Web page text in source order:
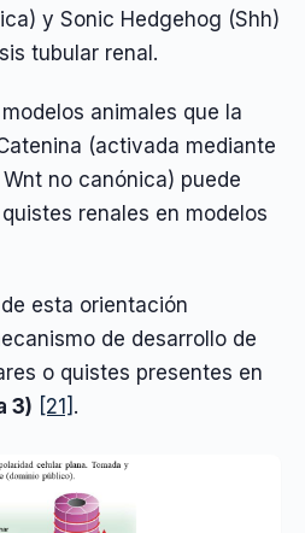
y Sonic Hedgehog (Shh)
tubular renal.
animales que la
(activada mediante
no canónica) puede
renales en modelos
esta orientación
de desarrollo de
o quistes presentes en
3) [21] .